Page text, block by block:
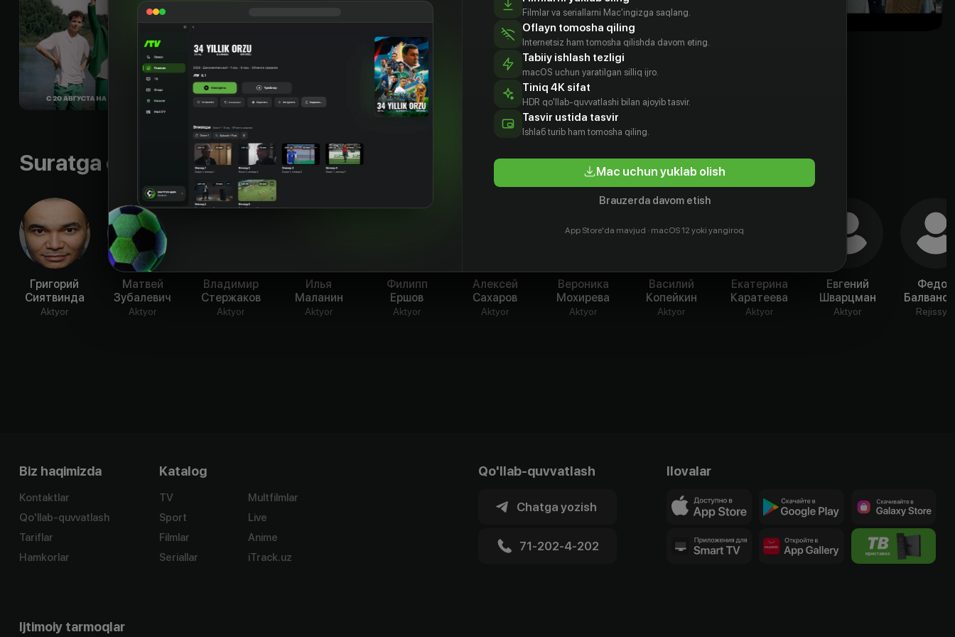
бизнесмена Зуева, владельца фабрики и неформального хозяина
города. Чтобы спасти родной город от коррупции и
экологической катастрофы, Кирилл и его друзья детства
решаются на амбициозный шаг: регистрируют «зеленое»
движение, выдвигают своего кандидата на пост мэра и вступают
в борьбу с алчным конкурентом и недоверием местных жителей.
Sifati: HD
Suratga olish guruhi
Григорий
Сиятвинда
Aktyor
Матвей
Зубалевич
Aktyor
Владимир
Стержаков
Aktyor
Илья
Маланин
Aktyor
Филипп
Ершов
Aktyor
Алексей
Сахаров
Aktyor
Вероника
Мохирева
Aktyor
Василий
Копейкин
Aktyor
Екатерина
Каратеева
Aktyor
Евгений
Шварцман
Aktyor
Федор
Rejissyor
Biz haqimizda
Kontaktlar
Qo'llab-quvvatlash
Tariflar
Hamkorlar
Katalog
TV
Sport
Filmlar
Seriallar
Multfilmlar
Live
Anime
iTrack.uz
Qo'llab-quvvatlash
Chatga yozish
71-202-4-202
Ilovalar
Ijtimoiy tarmoqlar
Filmlar va seriallarni Mac'ingizga saqlang.
Oflayn tomosha qiling
Internetsiz ham tomosha qilishda davom eting.
Tabiiy ishlash tezligi
macOS uchun yaratilgan silliq ijro.
Tiniq 4K sifat
HDR qo'llab-quvvatlashi bilan ajoyib tasvir.
Tasvir ustida tasvir
Ishlаб turib ham tomosha qiling.
Mac uchun yuklab olish
Brauzerda davom etish
App Store'da mavjud · macOS 12 yoki yangiroq